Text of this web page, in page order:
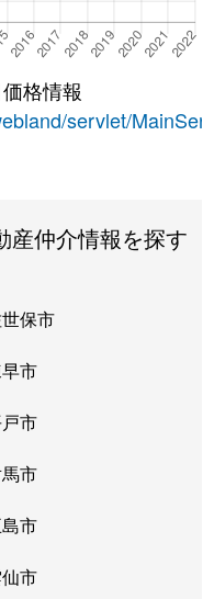
格情報
servlet/
産仲介情報を探す
保市
市
市
市
市
市